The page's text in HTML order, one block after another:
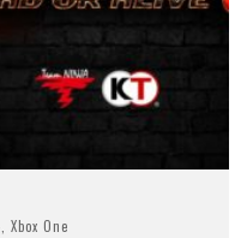
, Xbox One